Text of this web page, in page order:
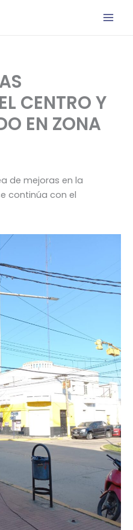
CENTRO Y
EN ZONA
de mejoras en la
continúa con el